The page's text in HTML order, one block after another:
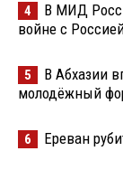
4
В МИД
войне с
5
В Абхазии
молодёжный
6 Ереван